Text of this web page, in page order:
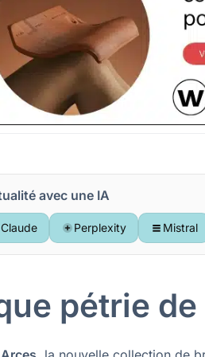
avec une IA
Claude Perplexity Mistral
pétrie